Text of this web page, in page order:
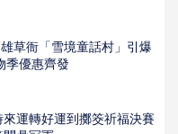
草衙「雪境童話村」引爆
季優惠齊發
運轉好運到擲筊祈福決賽